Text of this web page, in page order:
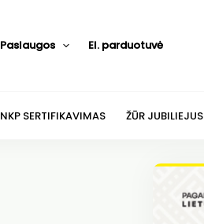
Paslaugos El. parduotuvė
NKP SERTIFIKAVIMAS ŽŪR JUBILIEJUS